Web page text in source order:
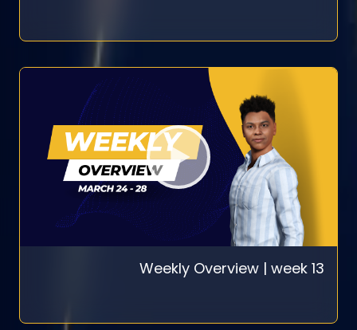
Weekly Overview | week 13